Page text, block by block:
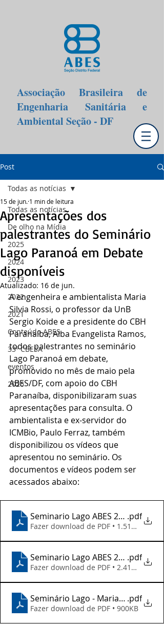
Associação Brasileira de
Engenharia Sanitária e
Ambiental Seção - DF
Post
Todas as notícias
De olho na Mídia
2025
2024
2023
2022
2021
Conteúdo ABES
33º CBESA
eventos
2026
Todas as notícias
Apresentações dos
palestrantes do Seminário
Lago Paranoá em Debate
disponíveis
15 de jun. 1 min de leitura
Atualizado: 16 de jun.
A engenheira e ambientalista Maria
Silvia Rossi, o professor da UnB
Sergio Koide e a presidente do CBH
Paranaíba, Alba Evangelista Ramos,
todos palestrantes no seminário
Lago Paranoá em debate,
promovido no mês de maio pela
ABES/DF, com apoio do CBH
Paranaíba, disponibilizaram suas
apresentações para consulta. O
ambientalista e ex-servidor do
ICMBio, Paulo Ferraz, também
disponibilizou os vídeos que
apresentou no seminário. Os
documentos e vídeos podem ser
acessados abaixo:
Seminario Lago ABES 2026 - Sergio
.pdf
Fazer download de PDF • 1.51MB
Seminario Lago ABES 2026 - Alba E
.pdf
Fazer download de PDF • 2.41MB
Seminário Lago - Maria Silvia
.pdf
Fazer download de PDF • 900KB